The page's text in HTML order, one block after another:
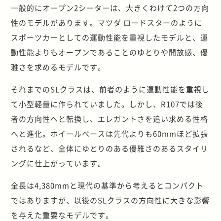
一般的にオープン2シーターは、大きくわけて2つの方向
性のモデルがあります。マツダ ロードスターのように
スポーツカーとしての運動性能を重視したモデルと、運
動性能よりもオープンであることのゆとりや開放感、優
雅さを求めるモデルです。
それまでのSLクラスは、前者のように運動性能を重視し
て小型軽量に作られていました。しかし、R107では後
者の方向性へと転換し、エレガントさを追い求める性格
へと進化。ホイールベースは先代よりも60mmほど拡張
されるなど、全体にゆとりのある優雅さのあるスタイリ
ングに仕上がっています。
全長は4,380mmと現代の基準から考えるとコンパクト
ではありますが、以後のSLクラスの方向性に大きな影響
を与えた重要なモデルです。